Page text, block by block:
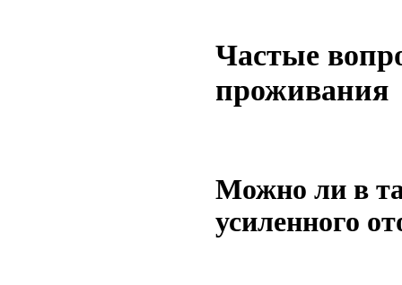
Частые
проживания
Можно ли в
усиленного